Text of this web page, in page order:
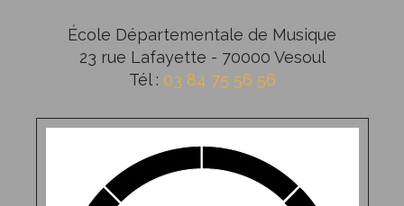
École Départementale de Musique
23 rue Lafayette - 70000 Vesoul
Tél : 03 84 75 56 56